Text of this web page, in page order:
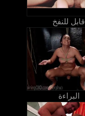
قابل للنفخ
البراءة